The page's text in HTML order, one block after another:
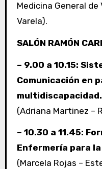
Medicina General de
Varela).
SALÓN RAMÓN
– 9.00 a 10.15:
Comunicación en
multidiscapacidad.
(Adriana Martinez –
– 10.30 a 11.45:
Enfermería para la
(Marcela Rojas –